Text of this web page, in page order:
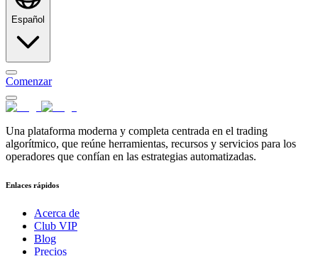
Español
Comenzar
Una plataforma moderna y completa centrada en el trading
algorítmico, que reúne herramientas, recursos y servicios para los
operadores que confían en las estrategias automatizadas.
Enlaces rápidos
Acerca de
Club VIP
Blog
Precios